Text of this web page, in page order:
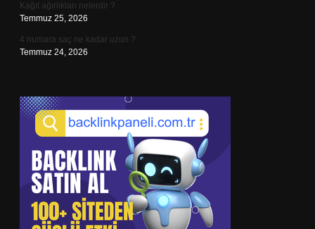
Kağıt ağırlıkları nelerdir ?
Temmuz 25, 2026
4 numara saç ne kadar uzun ?
Temmuz 24, 2026